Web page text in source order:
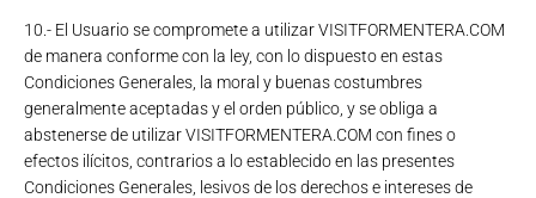
10.- El Usuario se compromete a utilizar VISITFORMENTERA.COM
de manera conforme con la ley, con lo dispuesto en estas
Condiciones Generales, la moral y buenas costumbres
generalmente aceptadas y el orden público, y se obliga a
abstenerse de utilizar VISITFORMENTERA.COM con fines o
efectos ilícitos, contrarios a lo establecido en las presentes
Condiciones Generales, lesivos de los derechos e intereses de